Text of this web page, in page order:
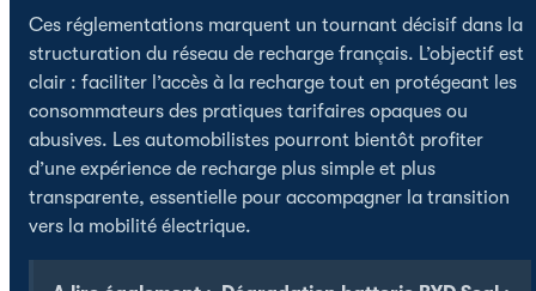
Ces réglementations marquent un tournant décisif dans la
structuration du réseau de recharge français. L’objectif est
clair : faciliter l’accès à la recharge tout en protégeant les
consommateurs des pratiques tarifaires opaques ou
abusives. Les automobilistes pourront bientôt profiter
d’une expérience de recharge plus simple et plus
transparente, essentielle pour accompagner la transition
vers la mobilité électrique.